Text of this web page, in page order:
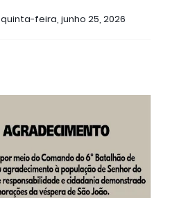
quinta-feira, junho 25, 2026